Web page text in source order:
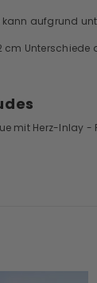
aufgrund
cm
mit Herz-Inlay -